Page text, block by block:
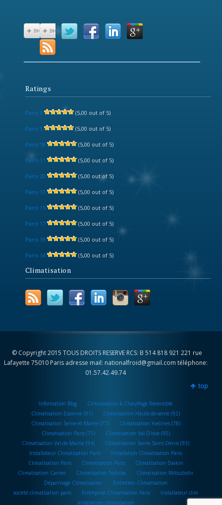
Ratings
Paris 3 (5,00 out of 5)
Paris 1 (5,00 out of 5)
Paris 18 (5,00 out of 5)
Paris 11 (5,00 out of 5)
Paris 20 (5,00 out of 5)
Paris 13 (5,00 out of 5)
Paris 15 (5,00 out of 5)
Paris 17 (5,00 out of 5)
Paris 19 (5,00 out of 5)
Paris 14 (5,00 out of 5)
Climatisation
© Copyright 2015 TOUS DROITS RESERVE RCS: B 514 818 921 221 rue
Lafayette 75010 Paris adresse mail: nationalfroid@gmail.com téléphone:
01.57.42.49.74
top
Information Blog
Climatisation & Chauffage Réversible
Climatisation Essonne (91)
Climatisation Hauts-de-seine (92)
Climatisation Seine-et-Marne (77)
Climatisation Yvelines (78)
Climatisation Paris (75)
Climatisation Val-D’oise (95)
Climatisation Val-de-Marne (94)
Climatisation Seine-Saint-Denis (93)
Installateur Climatisation Paris
Installation Climatisation Paris
Climatisation Paris
Climatisation Paris
Climatisation Daikin
Climatisation Carrier
Climatisation Toshiba
Climatisation Mitsubishi
Dépannage Climatisation
Entretien Climatisation
société climatisation paris
Entreprise Climatisation Paris
Installateur clim
installation climatisation